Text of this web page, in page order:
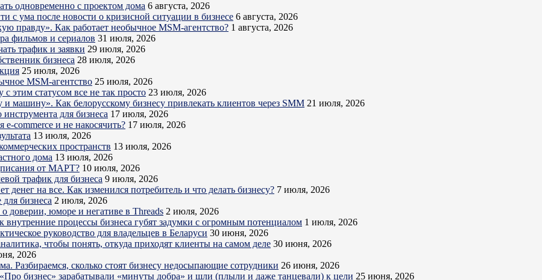
одновременно с проектом дома 6 августа, 2026
с ума после новости о кризисной ситуации в бизнесе 6 августа, 2026
правду». Как работает необычное MSM-агентство? 1 августа, 2026
фильмов и сериалов 31 июля, 2026
трафик и заявки 29 июля, 2026
бизнеса 28 июля, 2026
25 июля, 2026
MSM-агентство 25 июля, 2026
этим статусом все не так просто 23 июля, 2026
и машину». Как белорусскому бизнесу привлекать клиентов через SMM 21 июля, 2026
для бизнеса 17 июля, 2026
commerce и не накосячить? 17 июля, 2026
13 июля, 2026
пространств 13 июля, 2026
дома 13 июля, 2026
от МАРТ? 10 июля, 2026
трафик для бизнеса 9 июля, 2026
на все. Как изменился потребитель и что делать бизнесу? 7 июля, 2026
бизнеса 2 июля, 2026
доверии, юморе и негативе в Threads 2 июля, 2026
процессы бизнеса губят задумки с огромным потенциалом 1 июля, 2026
руководство для владельцев в Беларуси 30 июня, 2026
чтобы понять, откуда приходят клиенты на самом деле 30 июня, 2026
2026
Разбираемся, сколько стоят бизнесу недосыпающие сотрудники 26 июня, 2026
бизнес» зарабатывали «минуты добра» и шли (плыли и даже танцевали) к цели 25 июня, 2026